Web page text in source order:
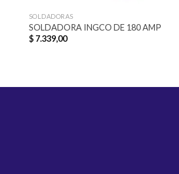
SOLDADORAS
SOLDADORA INGCO DE 180 AMP
$7.339,00